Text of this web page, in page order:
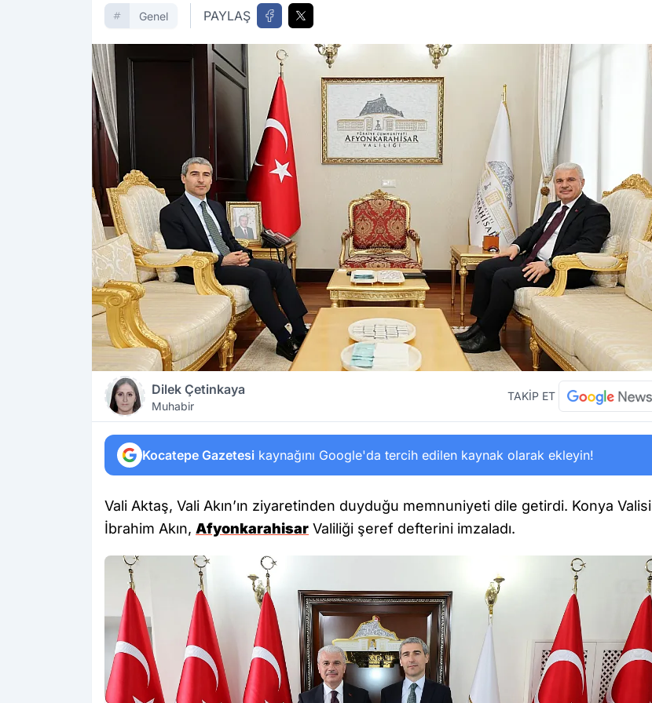
Genel PAYLAŞ
Dilek Çetinkaya
Muhabir
TAKİP ET
Kocatepe Gazetesi kaynağını Google'da tercih edilen kaynak olarak ekleyin!
Vali Aktaş, Vali Akın’ın ziyaretinden duyduğu memnuniyeti dile getirdi. Konya Valisi
İbrahim Akın, Afyonkarahisar Valiliği şeref defterini imzaladı.